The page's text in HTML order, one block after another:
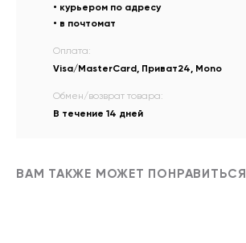
• курьером по адресу
• в почтомат
Оплата:
Visa/MasterCard, Приват24, Mono
Обмен/возврат товара:
В течение 14 дней
ВАМ ТАКЖЕ МОЖЕТ ПОНРАВИТЬСЯ